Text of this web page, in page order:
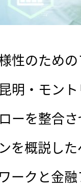
性のための
明・モン
ーを整合
を概説し
ークと金